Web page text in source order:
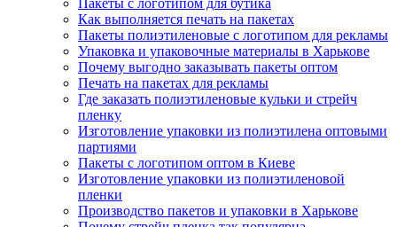
Как выполняется печать на пакетах
Пакеты полиэтиленовые с логотипом для рекламы
Упаковка и упаковочные материалы в Харькове
Почему выгодно заказывать пакеты оптом
Печать на пакетах для рекламы
Где заказать полиэтиленовые кульки и стрейч
пленку
Изготовление упаковки из полиэтилена оптовыми
партиями
Пакеты с логотипом оптом в Киеве
Изготовление упаковки из полиэтиленовой
пленки
Производство пакетов и упаковки в Харькове